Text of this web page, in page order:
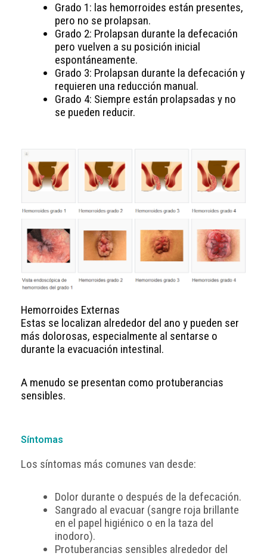
Grado 1: las hemorroides están presentes,
pero no se prolapsan.
Grado 2: Prolapsan durante la defecación
pero vuelven a su posición inicial
espontáneamente.
Grado 3: Prolapsan durante la defecación y
requieren una reducción manual.
Grado 4: Siempre están prolapsadas y no
se pueden reducir.
Hemorroides Externas
Estas se localizan alrededor del ano y pueden ser
más dolorosas, especialmente al sentarse o
durante la evacuación intestinal.
A menudo se presentan como protuberancias
sensibles.
Síntomas
Los síntomas más comunes van desde:
Dolor durante o después de la defecación.
Sangrado al evacuar (sangre roja brillante
en el papel higiénico o en la taza del
inodoro).
Protuberancias sensibles alrededor del